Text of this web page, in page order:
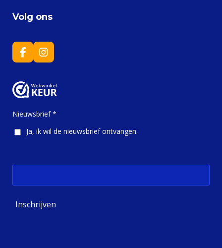
Volg ons
F
a
e
b
o
I
n
t
a
r
m
Nieuwsbrief *
Ja, ik wil de nieuwsbrief ontvangen.
Inschrijven